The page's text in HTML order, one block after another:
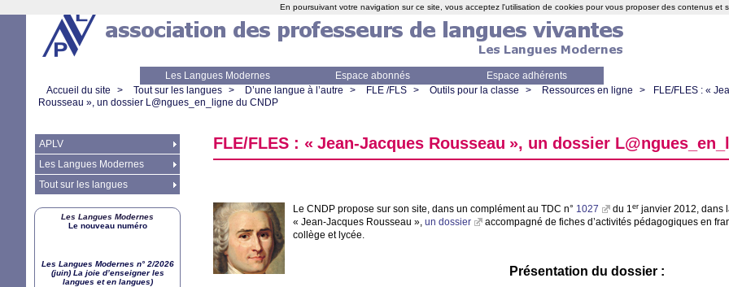
Les Langues Modernes Espace abonnés
Espace adhérents
Accueil du site > Tout sur les langues > D’une langue à l’autre > FLE /FLS > Outils pour la classe > Ressources en ligne > FLE/FLES : «
Rousseau », un dossier L@ngues_en_ligne du CNDP
FLE/FLES : « Jean-Jacques Rousseau », un dossier
Le CNDP propose sur son site, dans un complément au TDC n° 1027 du 1er janvier 2012, dans
« Jean-Jacques Rousseau », un dossier
accompagné de fiches d’activités pédagogiques en
collège et lycée.
Présentation du dossier :
APLV
Les Langues Modernes
Tout sur les langues
Les Langues Modernes
Le nouveau numéro
Les Langues Modernes n° 2/2026
(juin) La joie d’enseigner les
langues et en langues)
En poursuivant votre navigation sur ce site, vous acceptez l'utilisation de cookies pour vous proposer des contenus et